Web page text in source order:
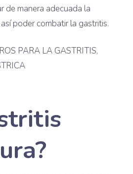
de manera adecuada la
poder combatir la gastritis.